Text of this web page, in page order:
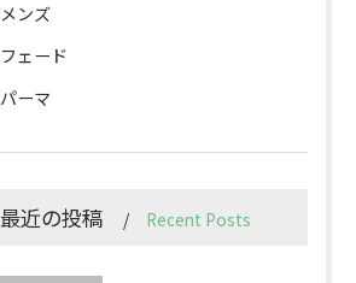
メンズ
フェード
パーマ
最近の投稿 Recent Posts